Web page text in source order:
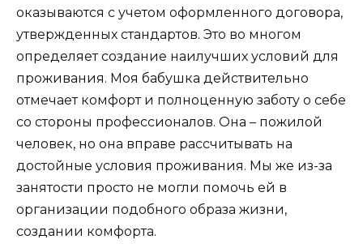
оказываются с учетом оформленного договора,
утвержденных стандартов. Это во многом
определяет создание наилучших условий для
проживания. Моя бабушка действительно
отмечает комфорт и полноценную заботу о себе
со стороны профессионалов. Она – пожилой
человек, но она вправе рассчитывать на
достойные условия проживания. Мы же из-за
занятости просто не могли помочь ей в
организации подобного образа жизни,
создании комфорта.